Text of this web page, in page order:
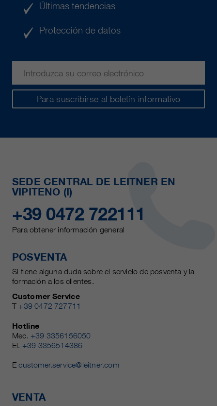
Para suscribirse al boletín informativo
Últimas tendencias
Protección de datos
SEDE CENTRAL DE LEITNER EN
VIPITENO (I)
+39 0472 722111
Para obtener información general
POSVENTA
Si tiene alguna duda sobre el servicio de posventa y la
formación a los clientes.
Customer Service
T +39 0472 727711
Hotline
Mec. +39 3356156050
El. +39 3356514386
Ecustomer.service@leitner.com
VENTA